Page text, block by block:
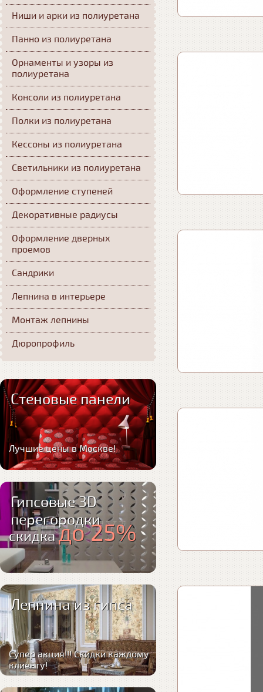
Ниши и арки из полиуретана
Панно из полиуретана
Орнаменты и узоры из
полиуретана
Консоли из полиуретана
Полки из полиуретана
Кессоны из полиуретана
Светильники из полиуретана
Оформление ступеней
Декоративные радиусы
Оформление дверных
проемов
Сандрики
Лепнина в интерьере
Монтаж лепнины
Дюропрофиль
Стеновые панели
Лучшие цены в Москве!
Гипсовые 3D
перегородки
скидкадо 25%
Лепнина из гипса
Супер акция!!! Скидки каждому
клиенту!